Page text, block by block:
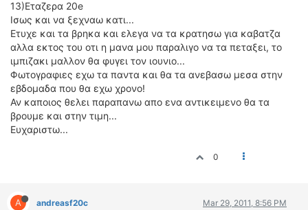
13)Εταζερα 20e
Ισως και να ξεχναω κατι...
Ετυχε και τα βρηκα και ελεγα να τα κρατησω για καβατζα
αλλα εκτος του οτι η μανα μου παραλιγο να τα πεταξει, το
ιμπιζακι μαλλον θα φυγει τον ιουνιο...
Φωτογραφιες εχω τα παντα και θα τα ανεβασω μεσα στην
εβδομαδα που θα εχω χρονο!
Αν καποιος θελει παραπανω απο ενα αντικειμενο θα τα
βρουμε και στην τιμη...
Ευχαριστω...
0
A andreasf20c Mar 29, 2011, 8:56 PM